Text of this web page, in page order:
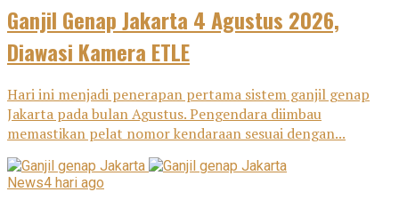
Ganjil Genap Jakarta 4 Agustus 2026,
Diawasi Kamera ETLE
Hari ini menjadi penerapan pertama sistem ganjil genap
Jakarta pada bulan Agustus. Pengendara diimbau
memastikan pelat nomor kendaraan sesuai dengan...
News4 hari ago